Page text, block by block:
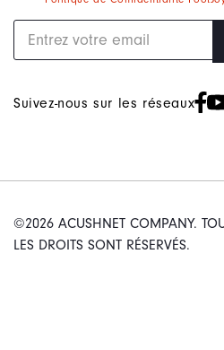
Suivez-nous sur les réseaux
©2026 ACUSHNET COMPANY.
LES DROITS SONT RÉSERVÉS.